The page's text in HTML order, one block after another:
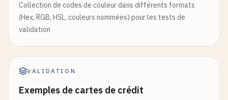
Collection de codes de couleur dans différents formats
(Hex, RGB, HSL, couleurs nommées) pour les tests de
validation
VALIDATION
Exemples de cartes de crédit